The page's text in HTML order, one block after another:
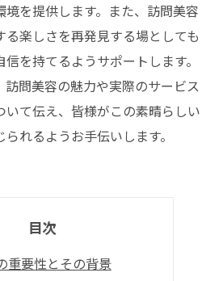
を提供します。また、訪問美容
楽しさを再発見する場としても
を持てるようサポートします。
訪問美容の魅力や実際のサービス
いて伝え、皆様がこの素晴らしい
れるようお手伝いします。
目次
重要性とその背景